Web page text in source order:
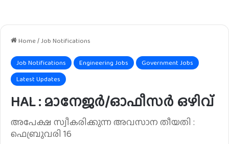
Home/Job Notifications
Job Notifications Engineering Jobs
Government Jobs
Latest Updates
HAL : മാനേജർ/ഓഫീസർ ഒഴിവ്
അപേക്ഷ സ്വീകരിക്കുന്ന അവസാന തീയതി :
ഫെബ്രുവരി 16